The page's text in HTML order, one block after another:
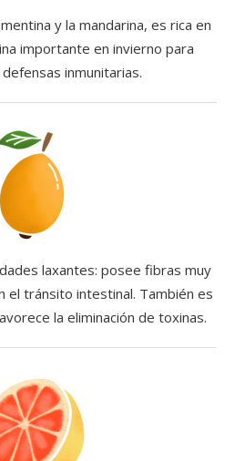
y la mandarina, es rica en
importante en invierno para
inmunitarias.
laxantes: posee fibras muy
el tránsito intestinal. También es
la eliminación de toxinas.